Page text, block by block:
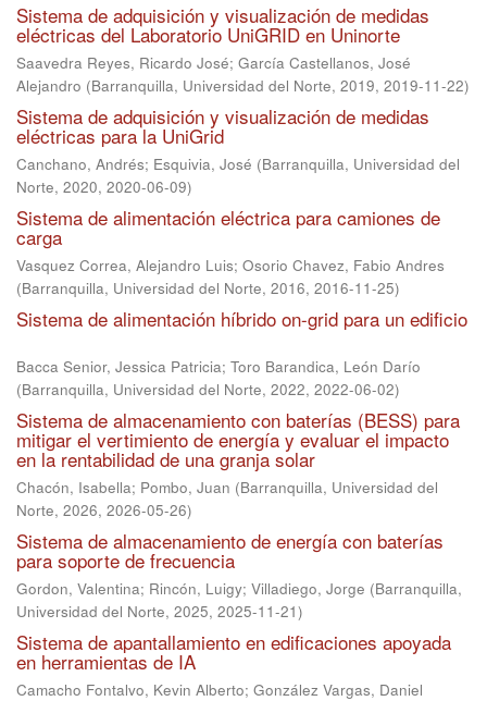
Sistema de adquisición y visualización de medidas
eléctricas del Laboratorio UniGRID en Uninorte
Saavedra Reyes, Ricardo José; García Castellanos, José
Alejandro (Barranquilla, Universidad del Norte, 2019, 2019-11-22)
Sistema de adquisición y visualización de medidas
eléctricas para la UniGrid
Canchano, Andrés; Esquivia, José (Barranquilla, Universidad del
Norte, 2020, 2020-06-09)
Sistema de alimentación eléctrica para camiones de
carga
Vasquez Correa, Alejandro Luis; Osorio Chavez, Fabio Andres
(Barranquilla, Universidad del Norte, 2016, 2016-11-25)
Sistema de alimentación híbrido on-grid para un edificio
Bacca Senior, Jessica Patricia; Toro Barandica, León Darío
(Barranquilla, Universidad del Norte, 2022, 2022-06-02)
Sistema de almacenamiento con baterías (BESS) para
mitigar el vertimiento de energía y evaluar el impacto
en la rentabilidad de una granja solar
Chacón, Isabella; Pombo, Juan (Barranquilla, Universidad del
Norte, 2026, 2026-05-26)
Sistema de almacenamiento de energía con baterías
para soporte de frecuencia
Gordon, Valentina; Rincón, Luigy; Villadiego, Jorge (Barranquilla,
Universidad del Norte, 2025, 2025-11-21)
Sistema de apantallamiento en edificaciones apoyada
en herramientas de IA
Camacho Fontalvo, Kevin Alberto; González Vargas, Daniel